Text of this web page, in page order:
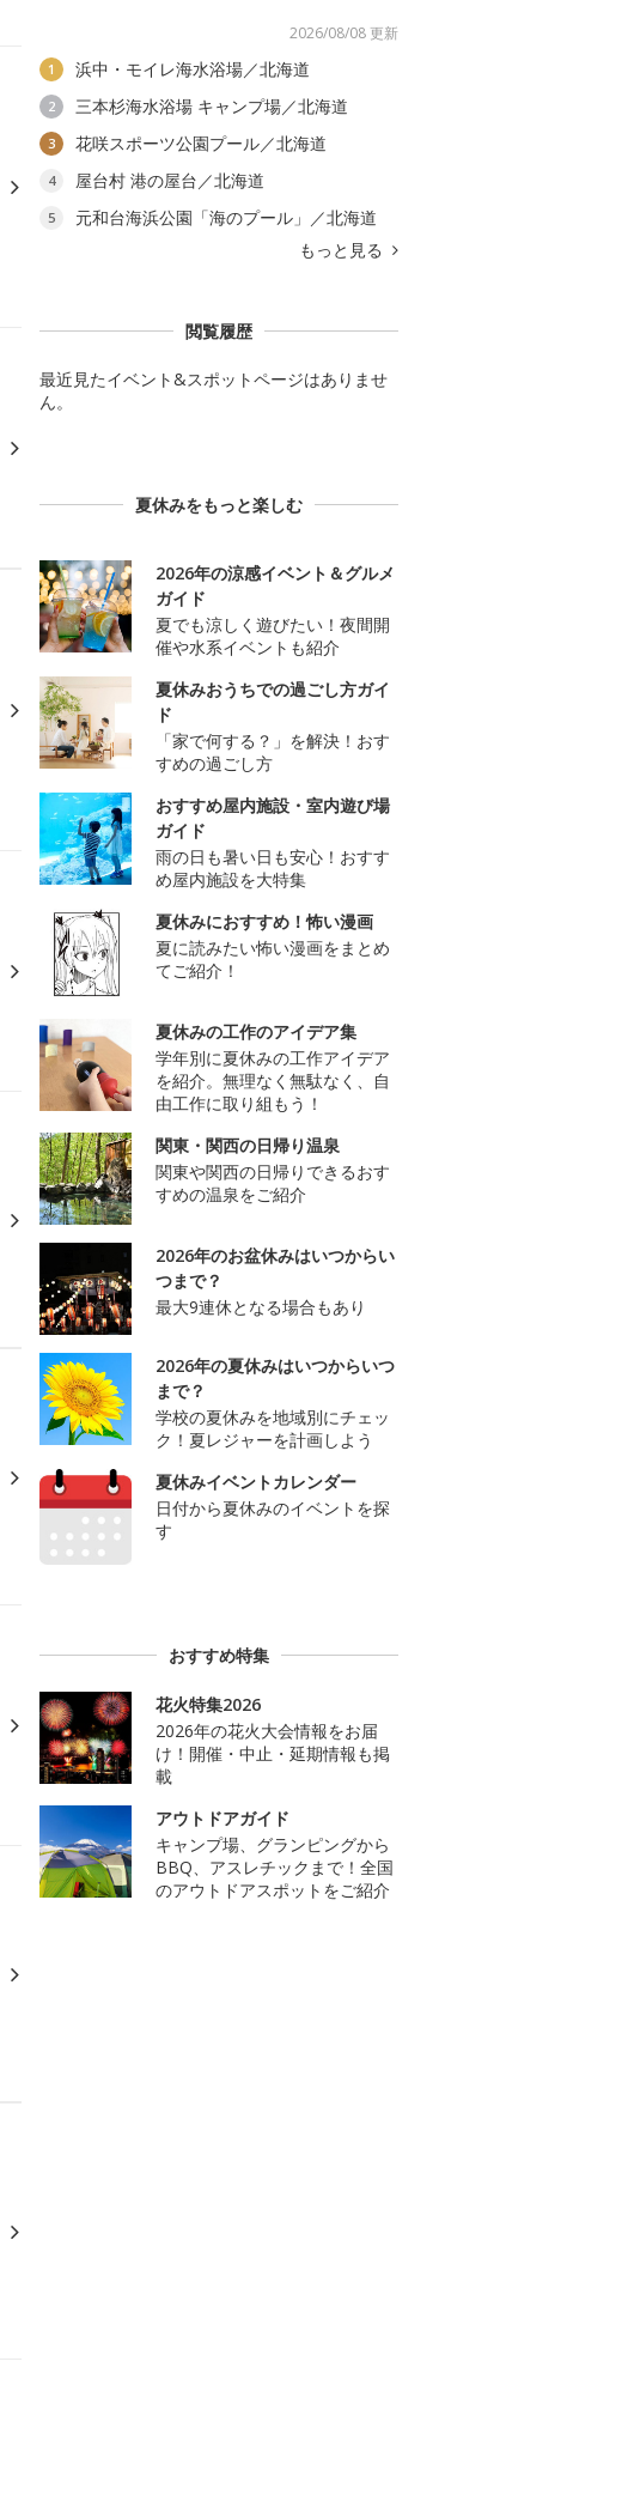
2026/08/08 更新
1 浜中・モイレ海水浴場／北海道
2 三本杉海水浴場 キャンプ場／北海道
3 花咲スポーツ公園プール／北海道
4 屋台村 港の屋台／北海道
5
元和台海浜公園「海のプール」／北海道
もっと見る
閲覧履歴
最近見たイベント&スポットページはありませ
ん。
夏休みをもっと楽しむ
2026年の涼感イベント＆グルメ
ガイド
夏でも涼しく遊びたい！夜間開
催や水系イベントも紹介
夏休みおうちでの過ごし方ガイ
ド
「家で何する？」を解決！おす
すめの過ごし方
おすすめ屋内施設・室内遊び場
ガイド
雨の日も暑い日も安心！おすす
め屋内施設を大特集
夏休みにおすすめ！怖い漫画
夏に読みたい怖い漫画をまとめ
てご紹介！
夏休みの工作のアイデア集
学年別に夏休みの工作アイデア
を紹介。無理なく無駄なく、自
由工作に取り組もう！
関東・関西の日帰り温泉
関東や関西の日帰りできるおす
すめの温泉をご紹介
2026年のお盆休みはいつからい
つまで？
最大9連休となる場合もあり
2026年の夏休みはいつからいつ
まで？
学校の夏休みを地域別にチェッ
ク！夏レジャーを計画しよう
夏休みイベントカレンダー
日付から夏休みのイベントを探
す
おすすめ特集
花火特集2026
2026年の花火大会情報をお届
け！開催・中止・延期情報も掲
載
アウトドアガイド
キャンプ場、グランピングから
BBQ、アスレチックまで！全国
のアウトドアスポットをご紹介